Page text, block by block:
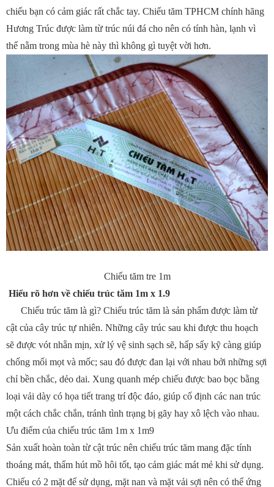
chiếu bạn có cảm giác rất chắc tay. Chiếu tăm TPHCM chính hãng
Hương Trúc được làm từ trúc núi đá cho nên có tính hàn, lạnh vì
thế nằm trong mùa hè này thì không gì tuyệt vời hơn.
Chiếu tăm tre 1m
Hiểu rõ hơn về chiếu trúc tăm 1m x 1.9
Chiếu trúc tăm là gì? Chiếu trúc tăm là sản phẩm được làm từ
cật của cây trúc tự nhiên. Những cây trúc sau khi được thu hoạch
sẽ được vót nhẵn mịn, xử lý vệ sinh sạch sẽ, hấp sấy kỹ càng giúp
chống mối mọt và mốc; sau đó được đan lại với nhau bởi những sợi
chỉ bền chắc, dẻo dai. Xung quanh mép chiếu được bao bọc bằng
loại vải dày có họa tiết trang trí độc đáo, giúp cố định các nan trúc
một cách chắc chắn, tránh tình trạng bị gãy hay xô lệch vào nhau.
Ưu điểm của chiếu trúc tăm 1m x 1m9
Sản xuất hoàn toàn từ cật trúc nên chiếu trúc tăm mang đặc tính
thoáng mát, thấm hút mồ hôi tốt, tạo cảm giác mát mẻ khi sử dụng.
Chiếu có 2 mặt để sử dụng, mặt nan và mặt vải sợi nên có thể ứng